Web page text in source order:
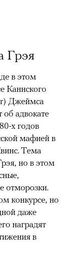
Грэя
в этом
Каннского
Джеймса
об адвокате
х годов
мафией в
Тема
но в этом
отморозки.
конкурсе, но
даже
наградят
в